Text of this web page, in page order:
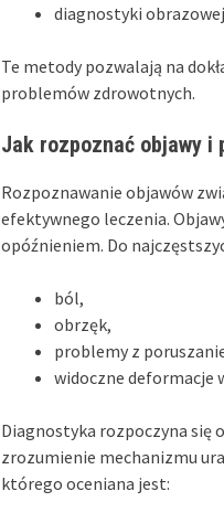
diagnostyki
Te metody pozwalają na
problemów zdrowotnych.
Jak rozpoznać objawy
Rozpoznawanie objawów
efektywnego leczenia.
opóźnieniem. Do
ból,
obrzęk,
problemy z
widoczne deformacje
Diagnostyka rozpoczyna się
zrozumienie mechanizmu
którego oceniana jest: